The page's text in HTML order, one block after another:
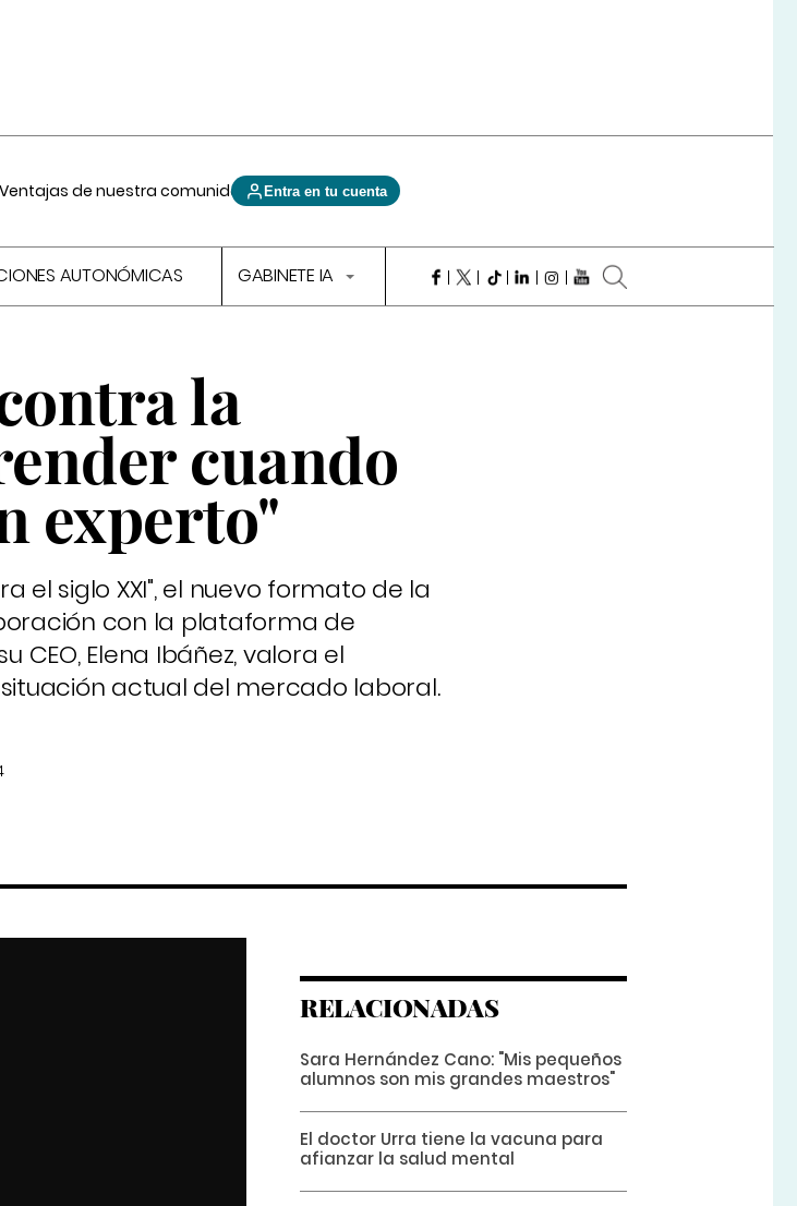
Ventajas de nuestra comunidad Entra en tu cuenta
AUTONÓMICAS GABINETE IA
la
cuando
experto"
el siglo XXI", el nuevo formato de la
con la plataforma de
CEO, Elena Ibáñez, valora el
actual del mercado laboral.
RELACIONADAS
Sara Hernández Cano: "Mis pequeños
alumnos son mis grandes maestros"
El doctor Urra tiene la vacuna para
afianzar la salud mental